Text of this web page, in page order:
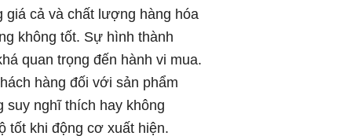
cả và chất lượng hàng hóa
không tốt. Sự hình thành
quan trọng đến hành vi mua.
hàng đối với sản phẩm
suy nghĩ thích hay không
tốt khi động cơ xuất hiện.